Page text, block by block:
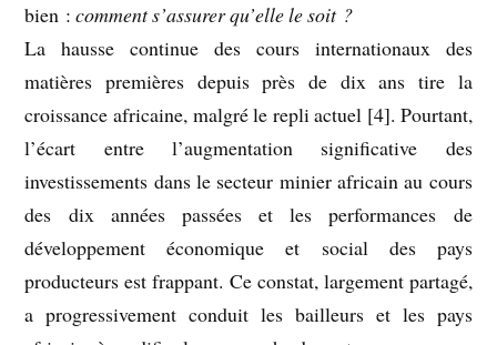
bien :comment s’assurer qu’elle le soit ?
La hausse continue des cours internationaux des
matières premières depuis près de dix ans tire la
croissance africaine, malgré le repli actuel [4]. Pourtant,
l’écart entre l’augmentation significative des
investissements dans le secteur minier africain au cours
des dix années passées et les performances de
développement économique et social des pays
producteurs est frappant. Ce constat, largement partagé,
a progressivement conduit les bailleurs et les pays